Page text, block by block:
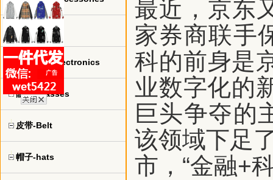
包包-bags
电子产品-Electronics
眼镜-Glasses
皮带-Belt
帽子-hats
最近，京东
家券商联手
科的前身是
业数字化的
巨头争夺的
该领域下足
市，“金融+